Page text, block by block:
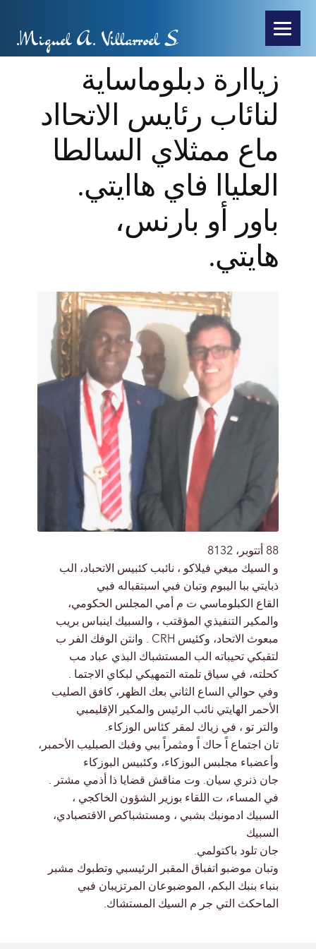
Miguel A. Villarroel S.
زياارة دبلوماساية
لنائاب رئايس الاتحااد
ماع ممثلاي السالطا
العلياا فاي هاايتي.
باور أو بارنس،
هايتي.
88 أتتوبر، 8132
و السيك ميغي فيلاكو ، نائبب كئبيس الاتحباد، الب
ذبايتي ببا اليبوم وتبان فبي اسبتقباله فبي
القاع الكبلوماسي ت م أمي المجلس الحكومي،
والمكير التنفيذي المؤقتب ، والسبيك اينباس بريب
مبعوث الاتحاد، وكئيس CRH . وانتن الوفك الفر ب
لتقبكي تحيباته الب المستشباك البذي عباد مب
كحلته، في سياق تلمته التمهيكي لبكاي الاجتما .
وفي حوالي الساع الثاني بعك الظهر، كافق الصليب
الأحمر الهايتي نائب الرئيس والمكير الإقليمبي
والتر تو ، في زياك لمقر كئاس الوزكاء.
تان اجتماع اً حاك اً ومثمراً ببي وفبك الصبليب الأحمبر،
وأعضباء مجلبس البوزكاء، وكئبيس البوزكاء
جان ذنري سيان. وت مناقش قضايا ذا أذمي مشتر .
في المساء، ت اللقاء بوزير الشؤون الخاكجي ،
السبيك ادمونبك بشبي ، ومستشباكص الاقتصبادي،
السبيك
جان تلود باكتولمي.
وتبان موضبو اتفباق المقبر الرئيسبي وتطبوك مشبر
بنباء بنبك البكم، الموضبوعان المرتزيبان فبي
الماحكث التي جر م السيك المستشاك.